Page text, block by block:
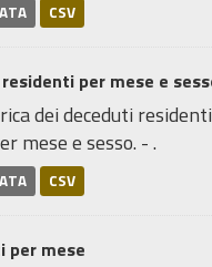
CSV
per mese e
dei deceduti
mese e sesso. - .
CSV
per mese